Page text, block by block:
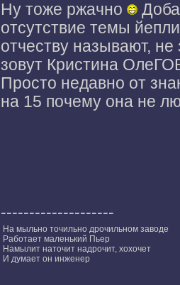
Ну тоже ржачно
отсутствие темы
отчеству называют,
зовут Кристина
Просто недавно от
на 15 почему она не
--------------------
На мыльно точильно дрочильном заводе
Работает маленький Пьер
Намылит наточит надрочит, хохочет
И думает он инженер